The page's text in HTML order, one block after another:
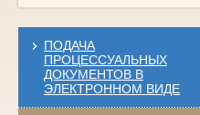
ПОДАЧА
ПРОЦЕССУАЛЬНЫХ
ДОКУМЕНТОВ В
ЭЛЕКТРОННОМ ВИДЕ